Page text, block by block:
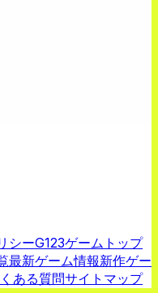
シーG123ゲームトップ
最新ゲーム情報新作ゲー
ある質問サイトマップ